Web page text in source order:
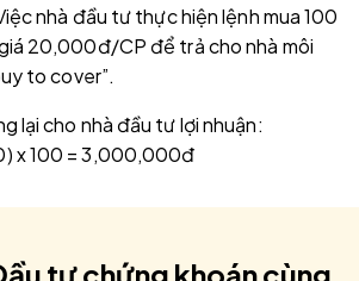
nhà đầu tư thực hiện lệnh mua 100
20,000đ/CP để trả cho nhà môi
to cover”.
lại cho nhà đầu tư lợi nhuận:
x 100 = 3,000,000đ
tư chứng khoán cùng